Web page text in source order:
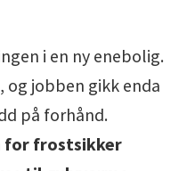
i en ny enebolig.
og jobben gikk enda
på forhånd.
for frostsikker